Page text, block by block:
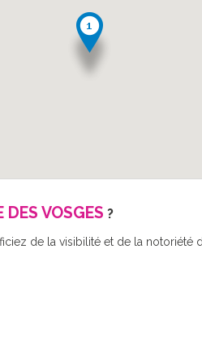
DES VOSGES ?
de la visibilité et de la